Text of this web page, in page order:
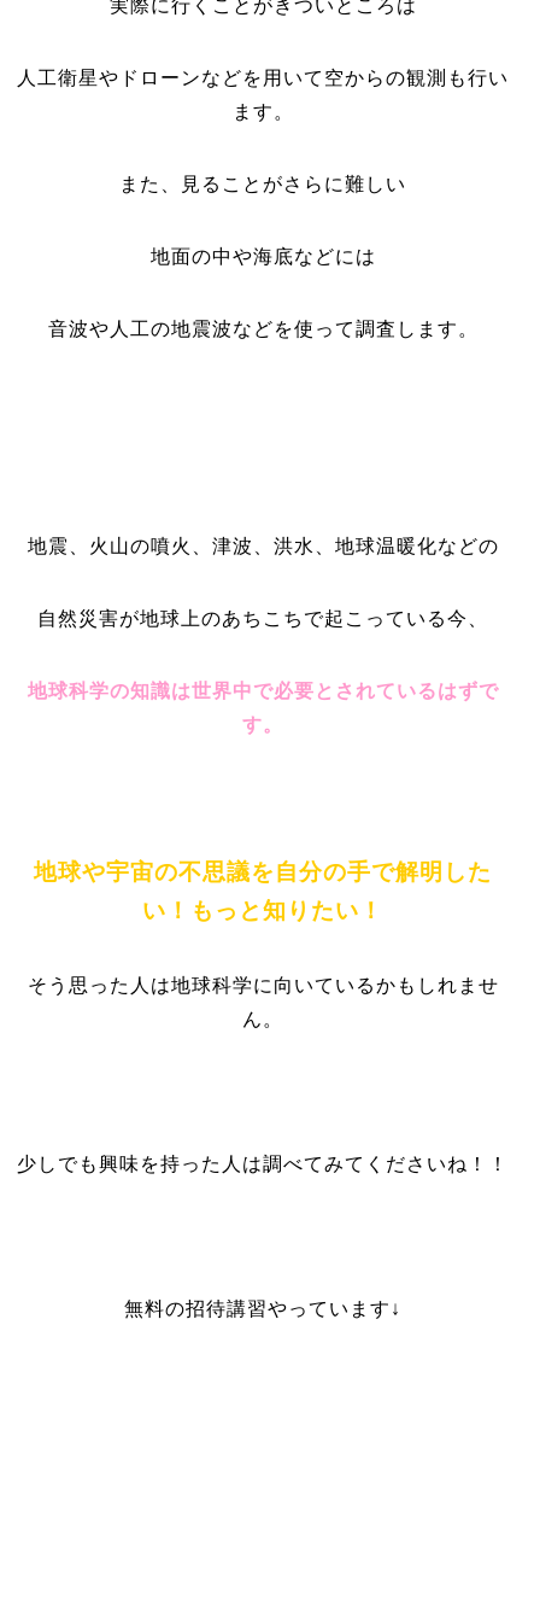
実際に行くことがきついところは
人工衛星やドローンなどを用いて空からの観測も行い
ます。
また、見ることがさらに難しい
地面の中や海底などには
音波や人工の地震波などを使って調査します。
地震、火山の噴火、津波、洪水、地球温暖化などの
自然災害が地球上のあちこちで起こっている今、
地球科学の知識は世界中で必要とされているはずで
す。
地球や宇宙の不思議を自分の手で解明した
い！もっと知りたい！
そう思った人は地球科学に向いているかもしれませ
ん。
少しでも興味を持った人は調べてみてくださいね！！
無料の招待講習やっています↓